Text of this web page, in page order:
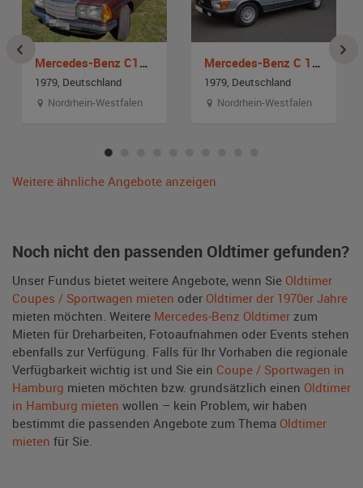
Mercedes-Benz C123 280 CE
1979, Deutschland
Nordrhein-Westfalen
Mercedes-Benz C 107 450 SLC 5.0
1979, Deutschland
Nordrhein-Westfalen
Weitere ähnliche Angebote anzeigen
Noch nicht den passenden Oldtimer gefunden?
Unser Fundus bietet weitere Angebote, wenn Sie Oldtimer
Coupes / Sportwagen mieten oder Oldtimer der 1970er Jahre
mieten möchten. Weitere Mercedes-Benz Oldtimer zum
Mieten für Dreharbeiten, Fotoaufnahmen oder Events stehen
ebenfalls zur Verfügung. Falls für Ihr Vorhaben die regionale
Verfügbarkeit wichtig ist und Sie ein Coupe / Sportwagen in
Hamburg mieten möchten bzw. grundsätzlich einen Oldtimer
in Hamburg mieten wollen – kein Problem, wir haben
bestimmt die passenden Angebote zum Thema Oldtimer
mieten für Sie.